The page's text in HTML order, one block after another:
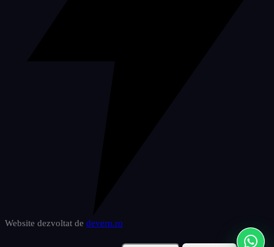
Website dezvoltat de deverp.ro